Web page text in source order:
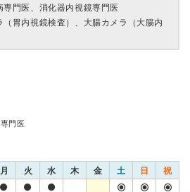
専門医、消化器内視鏡専門医
（胃内視鏡検査）、大腸カメラ（大腸内
門医
月 火 水 木 金 土 日 祝